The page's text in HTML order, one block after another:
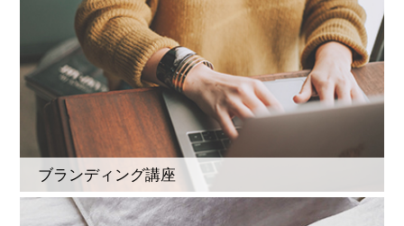
ブランディング講座